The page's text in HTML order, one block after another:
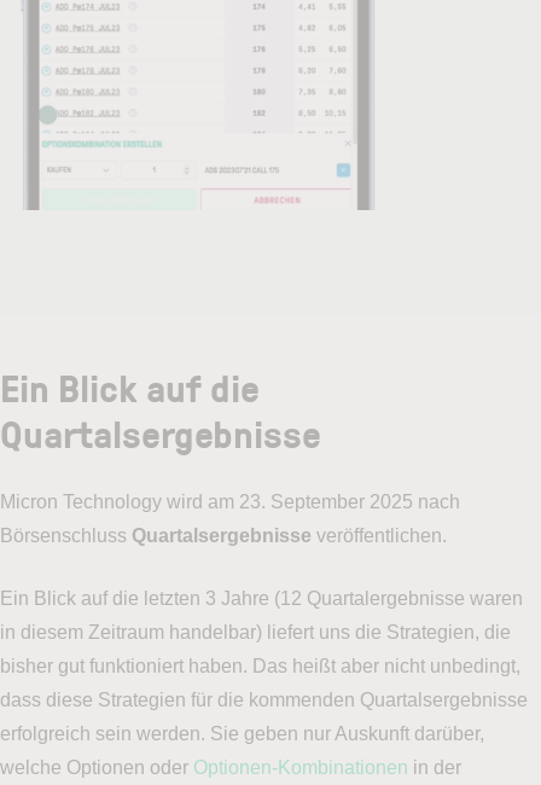
Ein Blick auf die
Quartalsergebnisse
Micron Technology wird am 23. September 2025 nach
Börsenschluss Quartalsergebnisse veröffentlichen.
Ein Blick auf die letzten 3 Jahre (12 Quartalergebnisse waren
in diesem Zeitraum handelbar) liefert uns die Strategien, die
bisher gut funktioniert haben. Das heißt aber nicht unbedingt,
dass diese Strategien für die kommenden Quartalsergebnisse
erfolgreich sein werden. Sie geben nur Auskunft darüber,
welche Optionen oder Optionen-Kombinationen in der